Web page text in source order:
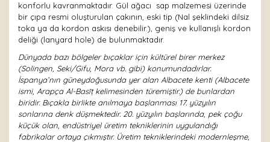
konforlu kavranmaktadır. Gül ağacı sap malzemesi üzerinde
bir çıpa resmi oluşturulan çakının, eski tip (Nal şeklindeki dilsiz
toka ya da kordon askısı denebilir.), geniş ve kullanışlı kordon
deliği (lanyard hole) de bulunmaktadır.
Dünyada bazı bölgeler bıçaklar için kültürel birer merkez
(Solingen, Seki/Gifu, Mora vb. gibi) konumundadırlar.
İspanya’nın güneydoğusunda yer alan Albacete kenti (Albacete
ismi, Arapça Al-Basīṭ kelimesinden türemiştir.) de bunlardan
biridir. Bıçakla birlikte anılmaya başlanması 17. yüzyılın
sonlarına denk düşmektedir. 20. yüzyılın başlarında, pek çoğu
küçük olan, endüstriyel üretim tekniklerinin uygulandığı
fabrikalar ortaya çıkmıştır. Üretim tekniklerindeki modernleşme,